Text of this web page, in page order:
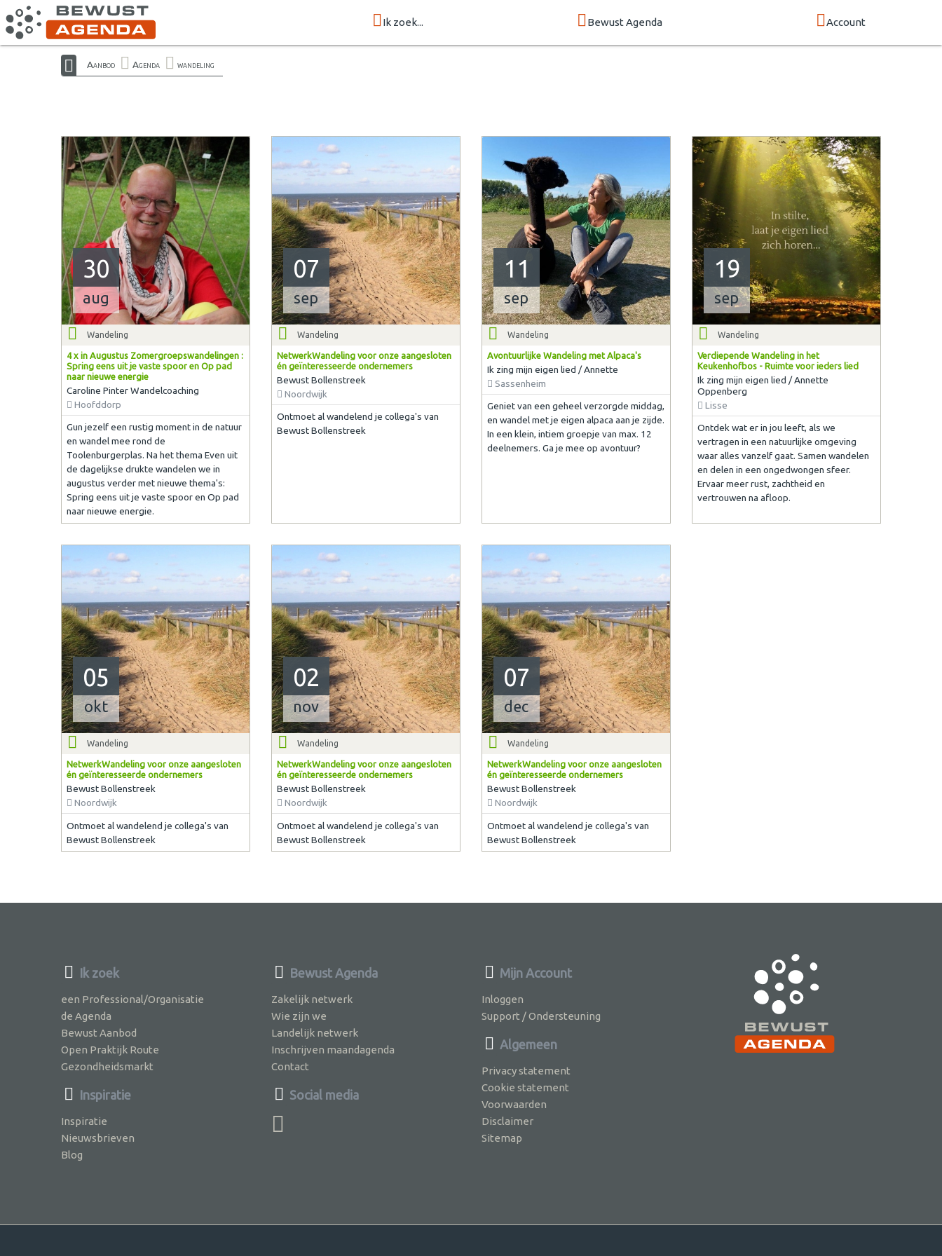
Ik zoek... Bewust Agenda Account
Aanbod Agenda wandeling
30
aug
Wandeling
4 x in Augustus Zomergroepswandelingen :
Spring eens uit je vaste spoor en Op pad
naar nieuwe energie
Caroline Pinter Wandelcoaching
Hoofddorp
Gun jezelf een rustig moment in de natuur
en wandel mee rond de
Toolenburgerplas. Na het thema Even uit
de dagelijkse drukte wandelen we in
augustus verder met nieuwe thema's:
Spring eens uit je vaste spoor en Op pad
naar nieuwe energie.
07
sep
Wandeling
NetwerkWandeling voor onze aangesloten
én geïnteresseerde ondernemers
Bewust Bollenstreek
Noordwijk
Ontmoet al wandelend je collega's van
Bewust Bollenstreek
11
sep
Wandeling
Avontuurlijke Wandeling met Alpaca's
Ik zing mijn eigen lied / Annette
Sassenheim
Geniet van een geheel verzorgde middag,
en wandel met je eigen alpaca aan je zijde.
In een klein, intiem groepje van max. 12
deelnemers. Ga je mee op avontuur?
19
sep
Wandeling
Verdiepende Wandeling in het
Keukenhofbos - Ruimte voor ieders lied
Ik zing mijn eigen lied / Annette
Oppenberg
Lisse
Ontdek wat er in jou leeft, als we
vertragen in een natuurlijke omgeving
waar alles vanzelf gaat. Samen wandelen
en delen in een ongedwongen sfeer.
Ervaar meer rust, zachtheid en
vertrouwen na afloop.
05
okt
Wandeling
NetwerkWandeling voor onze aangesloten
én geïnteresseerde ondernemers
Bewust Bollenstreek
Noordwijk
Ontmoet al wandelend je collega's van
Bewust Bollenstreek
02
nov
Wandeling
NetwerkWandeling voor onze aangesloten
én geïnteresseerde ondernemers
Bewust Bollenstreek
Noordwijk
Ontmoet al wandelend je collega's van
Bewust Bollenstreek
07
dec
Wandeling
NetwerkWandeling voor onze aangesloten
én geïnteresseerde ondernemers
Bewust Bollenstreek
Noordwijk
Ontmoet al wandelend je collega's van
Bewust Bollenstreek
Ik zoek
een Professional/Organisatie
de Agenda
Bewust Aanbod
Open Praktijk Route
Gezondheidsmarkt
Inspiratie
Inspiratie
Nieuwsbrieven
Blog
Bewust Agenda
Zakelijk netwerk
Wie zijn we
Landelijk netwerk
Inschrijven maandagenda
Contact
Social media
Mijn Account
Inloggen
Support / Ondersteuning
Algemeen
Privacy statement
Cookie statement
Voorwaarden
Disclaimer
Sitemap